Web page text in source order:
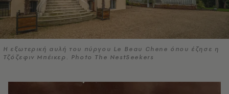
H εξωτερική αυλή του πύργου Le Beau Chene όπου έζησε η
Τζόζεφιν Μπέικερ. Photo The NestSeekers